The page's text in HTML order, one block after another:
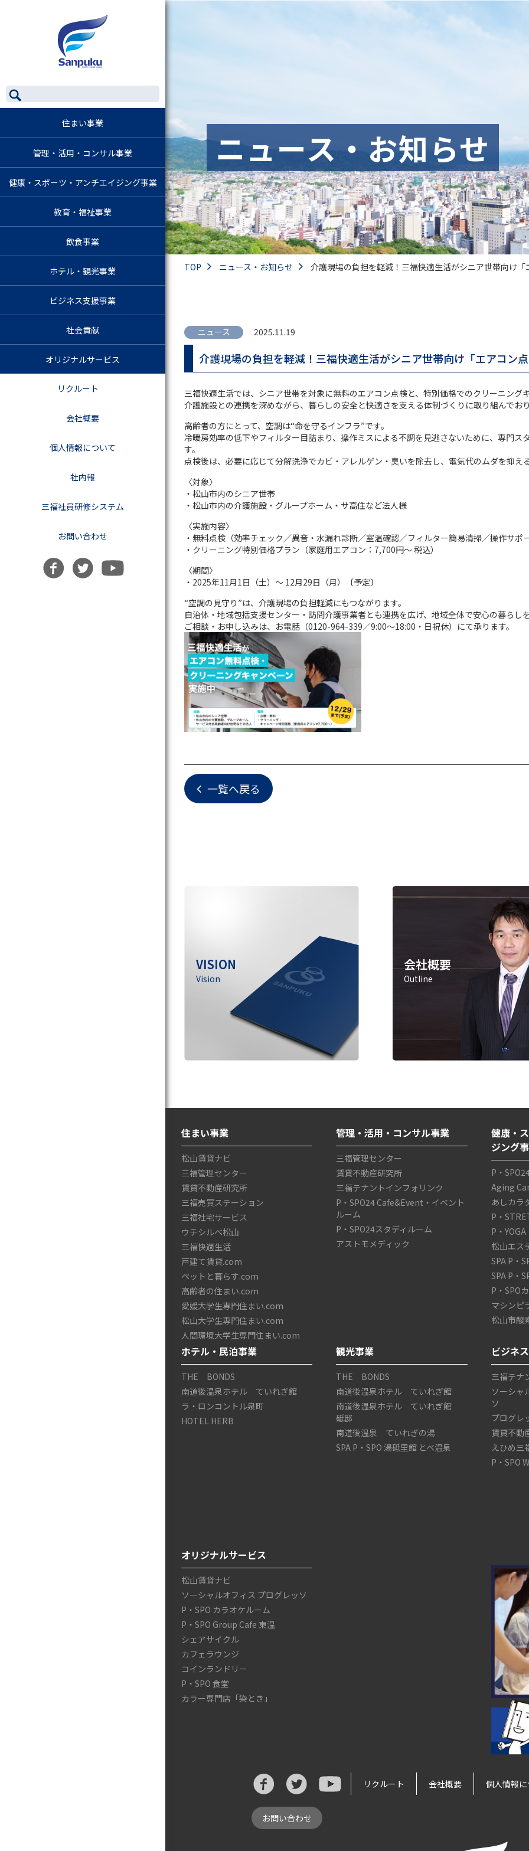
住まい事業
管理・活用・コンサル事業
健康・スポーツ・アンチエイジング事業
教育・福祉事業
飲食事業
ホテル・観光事業
ビジネス支援事業
社会貢献
オリジナルサービス
リクルート
会社概要
個人情報について
社内報
三福社員研修システム
お問い合わせ
ニュース・お知らせ
TOP ニュース・お知らせ 介護現場の負担を軽減！三福快適生活がシニア世帯向け
ニュース 2025.11.19
介護現場の負担を軽減！三福快適生活がシニア世帯向け「エアコン
三福快適生活では、シニア世帯を対象に無料のエアコン点検と、特別価格でのクリーニング
介護施設との連携を深めながら、暮らしの安全と快適さを支える体制づくりに取り組んでおり
高齢者の方にとって、空調は“命を守るインフラ”です。
冷暖房効率の低下やフィルター目詰まり、操作ミスによる不調を見逃さないために、専門
す。
点検後は、必要に応じて分解洗浄でカビ・アレルゲン・臭いを除去し、電気代のムダを抑え
〈対象〉
・松山市内のシニア世帯
・松山市内の介護施設・グループホーム・サ高住など法人様
〈実施内容〉
・無料点検（効率チェック／異音・水漏れ診断／室温確認／フィルター簡易清掃／操作サポー
・クリーニング特別価格プラン（家庭用エアコン：7,700円～ 税込）
〈期間〉
・2025年11月1日（土）～ 12月29日（月）〔予定〕
“空調の見守り”は、介護現場の負担軽減にもつながります。
自治体・地域包括支援センター・訪問介護事業者とも連携を広げ、地域全体で安心の暮らしを
ご相談・お申し込みは、お電話（0120-964-339／9:00～18:00・日祝休）にて承ります。
一覧へ戻る
VISION
Vision
会社概要
Outline
住まい事業
松山賃貸ナビ
三福管理センター
賃貸不動産研究所
三福売買ステーション
三福社宅サービス
ウチシルベ松山
三福快適生活
戸建て賃貸.com
ペットと暮らす.com
高齢者の住まい.com
愛媛大学生専門住まい.com
松山大学生専門住まい.com
人間環境大学生専門住まい.com
管理・活用・コンサル事業
三福管理センター
賃貸不動産研究所
三福テナントインフォリンク
P・SPO24 Cafe&Event・イベント
ルーム
P・SPO24スタディルーム
アストモメディック
健康・
ジング
P・
Aging
あしカラ
P・
P・YOGA
松山エス
SPA P・
SPA P・
P・SPO
マシンピ
松山市酸
ホテル・民泊事業
THE BONDS
南道後温泉ホテル ていれぎ館
ラ・ロンコントル泉町
HOTEL HERB
観光事業
THE BONDS
南道後温泉ホテル ていれぎ館
南道後温泉ホテル ていれぎ館
砥邸
南道後温泉 ていれぎの湯
SPA P・SPO 湯砥里館 とべ温泉
ビジネ
三福テナ
ソーシ
ソ
プログレ
賃貸不動
えひめ三
P・SPO
オリジナルサービス
松山賃貸ナビ
ソーシャルオフィス プログレッソ
P・SPO カラオケルーム
P・SPO Group Cafe 東温
シェアサイクル
カフェラウンジ
コインランドリー
P・SPO 食堂
カラー専門店「染とき」
リクルート 会社概要 個人情報に
お問い合わせ